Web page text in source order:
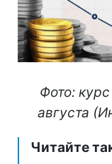
Фото:
августа
Читайте